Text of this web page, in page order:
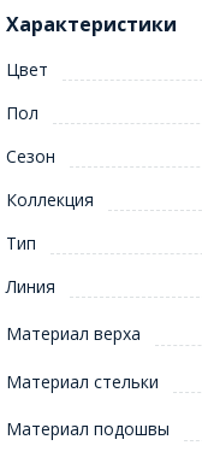
Характеристики
Цвет
Пол
Сезон
Коллекция
Тип
Линия
Материал верха
Материал стельки
Материал подошвы